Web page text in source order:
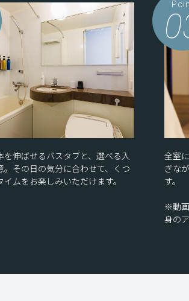
を伸ばせるバスタブと、選べる入
。その日の気分に合わせて、くつ
イムをお楽しみいただけます。
全室
ぎな
す。
※動
身の